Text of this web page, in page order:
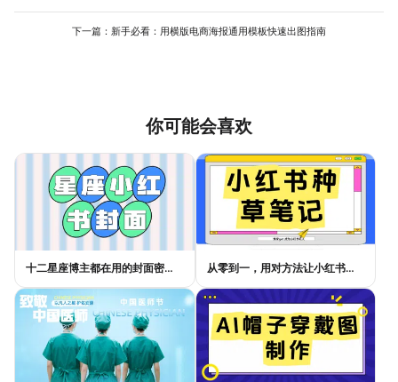
下一篇： 新手必看：用横版电商海报通用模板快速出图指南
你可能会喜欢
十二星座博主都在用的封面密码，星座小红书封面标题这样写才吸睛 从零到一，用对方法让小红书种草笔记的流量自己找上门